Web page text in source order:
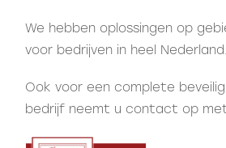
We hebben oplossingen op
voor bedrijven in heel Nederland.
Ook voor een complete
bedrijf neemt u contact op